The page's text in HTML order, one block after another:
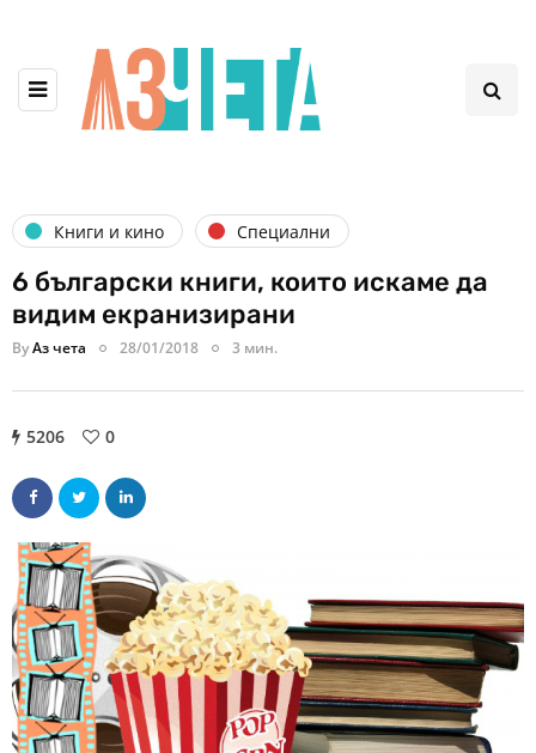
Книги и кино Специални
6 български книги, които искаме да
видим екранизирани
ByАз чета 28/01/2018 3 мин.
5206 0